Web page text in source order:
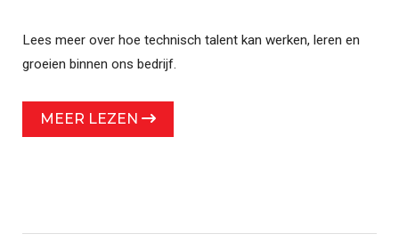
Lees meer over hoe technisch talent kan werken, leren en
groeien binnen ons bedrijf.
MEER LEZEN